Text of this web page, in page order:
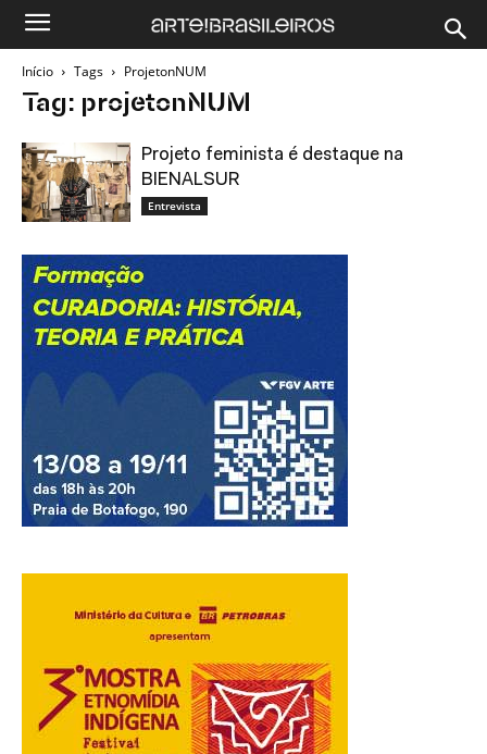
Início Tags ProjetonNUM
Tag: projetonNUM
Projeto feminista é destaque na
BIENALSUR
Entrevista